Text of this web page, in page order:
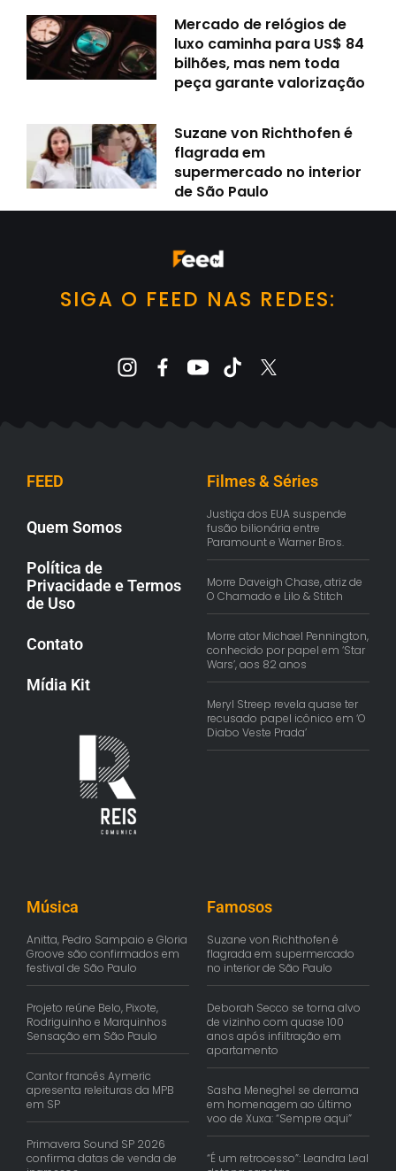
Mercado de relógios de
luxo caminha para US$ 84
bilhões, mas nem toda
peça garante valorização
Suzane von Richthofen é
flagrada em
supermercado no interior
de São Paulo
SIGA O FEED NAS REDES:
FEED
Quem Somos
Política de
Privacidade e Termos
de Uso
Contato
Mídia Kit
Filmes & Séries
Justiça dos EUA suspende
fusão bilionária entre
Paramount e Warner Bros.
Morre Daveigh Chase, atriz de
O Chamado e Lilo & Stitch
Morre ator Michael Pennington,
conhecido por papel em ‘Star
Wars’, aos 82 anos
Meryl Streep revela quase ter
recusado papel icônico em ‘O
Diabo Veste Prada’
Música
Anitta, Pedro Sampaio e Gloria
Groove são confirmados em
festival de São Paulo
Projeto reúne Belo, Pixote,
Rodriguinho e Marquinhos
Sensação em São Paulo
Cantor francês Aymeric
apresenta releituras da MPB
em SP
Primavera Sound SP 2026
confirma datas de venda de
Famosos
Suzane von Richthofen é
flagrada em supermercado
no interior de São Paulo
Deborah Secco se torna alvo
de vizinho com quase 100
anos após infiltração em
apartamento
Sasha Meneghel se derrama
em homenagem ao último
voo de Xuxa: “Sempre aqui”
“É um retrocesso”: Leandra Leal